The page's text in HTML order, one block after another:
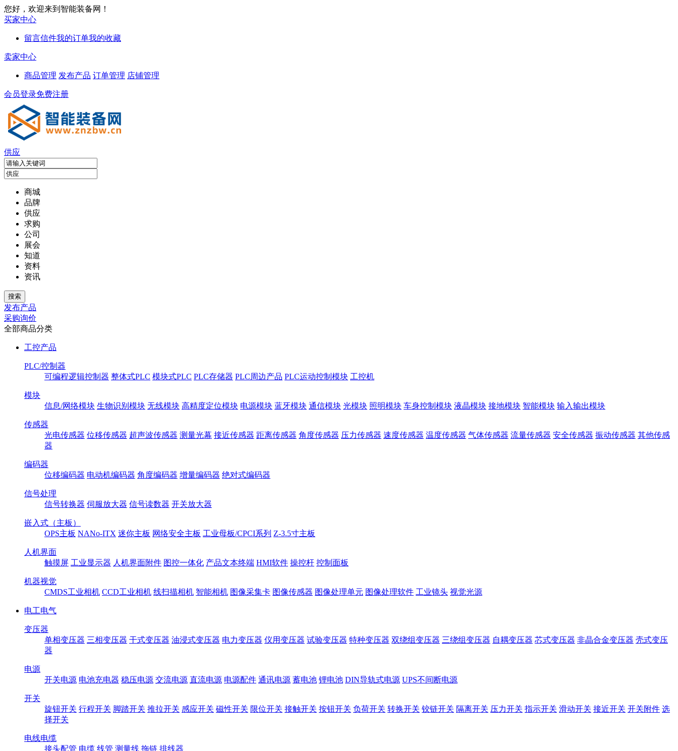
您好，欢迎来到智能装备网！
买家中心
留言信件我的订单我的收藏
卖家中心
商品管理 发布产品 订单管理 店铺管理
会员登录免费注册
供应
商城
品牌
供应
求购
公司
展会
知道
资料
资讯
发布产品
采购询价
全部商品分类
工控产品
PLC/控制器
可编程逻辑控制器 整体式PLC 模块式PLC PLC存储器 PLC周边产品 PLC运动控制模块 工控机
模块
信息/网络模块 生物识别模块 无线模块 高精度定位模块 电源模块 蓝牙模块 通信模块 光模块 照明模块 车身控制模块 液晶模块 接地模块 智能模块 输入输出模块
传感器
光电传感器 位移传感器 超声波传感器 测量光幕 接近传感器 距离传感器 角度传感器 压力传感器 速度传感器 温度传感器 气体传感器 流量传感器 安全传感器 振动传感器 其他传感
器
编码器
位移编码器 电动机编码器 角度编码器 增量编码器 绝对式编码器
信号处理
信号转换器 伺服放大器 信号读数器 开关放大器
嵌入式（主板）
OPS主板 NANo-ITX 迷你主板 网络安全主板 工业母板/CPCI系列 Z-3.5寸主板
人机界面
触摸屏 工业显示器 人机界面附件 图控一体化 产品文本终端 HMI软件 操控杆 控制面板
机器视觉
CMDS工业相机 CCD工业相机 线扫描相机 智能相机 图像采集卡 图像传感器 图像处理单元 图像处理软件 工业镜头 视觉光源
电工电气
变压器
单相变压器 三相变压器 干式变压器 油浸式变压器 电力变压器 仪用变压器 试验变压器 特种变压器 双绕组变压器 三绕组变压器 自耦变压器 芯式变压器 非晶合金变压器 壳式变压
器
电源
开关电源 电池充电器 稳压电源 交流电源 直流电源 电源配件 通讯电源 蓄电池 锂电池 DIN导轨式电源 UPS不间断电源
开关
旋钮开关 行程开关 脚踏开关 推拉开关 感应开关 磁性开关 限位开关 接触开关 按钮开关 负荷开关 转换开关 铰链开关 隔离开关 压力开关 指示开关 滑动开关 接近开关 开关附件 选
择开关
电线电缆
接头配管 电缆 线管 测量线 拖链 排线器